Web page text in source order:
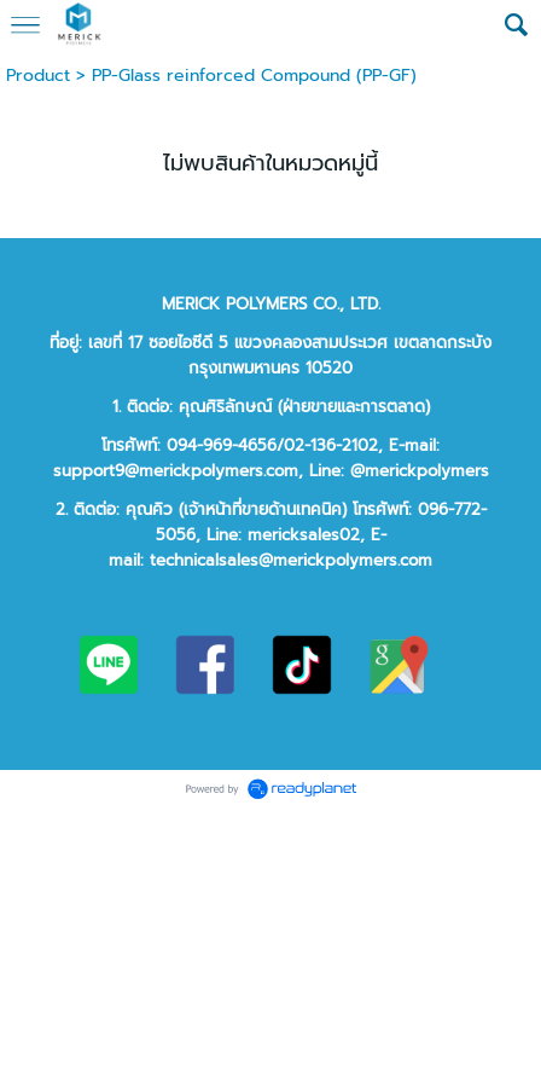
Product> PP-Glass reinforced Compound (PP-GF)
ไม่พบสินค้าในหมวดหมู่นี้
MERICK POLYMERS CO., LTD.
ที่อยู่: เลขที่ 17 ซอยไอซีดี 5 แขวงคลองสามประเวศ เขตลาดกระบัง
กรุงเทพมหานคร 10520
1. ติดต่อ: คุณศิริลักษณ์ (ฝ่ายขายและการตลาด)
โทรศัพท์: 094-969-4656/02-136-2102, E-mail:
support9@merickpolymers.com, Line: @merickpolymers
2.ติดต่อ: คุณคิว (เจ้าหน้าที่ขายด้านเทคนิค)โทรศัพท์: 096-772-
5056, Line: mericksales02, E-
mail: technicalsales@merickpolymers.com